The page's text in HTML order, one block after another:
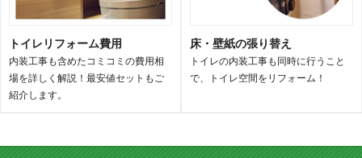
トイレリフォーム費用
内装工事も含めたコミコミの費用相
場を詳しく解説！最安値セットもご
紹介します。
床・壁紙の張り替え
トイレの内装工事も同時に行うこと
で、トイレ空間をリフォーム！